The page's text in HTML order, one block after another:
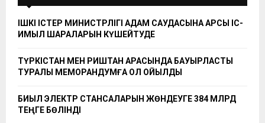
ІШКІ ІСТЕР МИНИСТРЛІГІ АДАМ САУДАСЫНА ҚАРСЫ ІС-
ҚИМЫЛ ШАРАЛАРЫН КҮШЕЙТУДЕ
ТҮРКІСТАН МЕН РИШТАН АРАСЫНДА БАУЫРЛАСТЫҚ
ТУРАЛЫ МЕМОРАНДУМҒА ҚОЛ ҚОЙЫЛДЫ
БИЫЛ ЭЛЕКТР СТАНСАЛАРЫН ЖӨНДЕУГЕ 384 МЛРД
ТЕҢГЕ БӨЛІНДІ